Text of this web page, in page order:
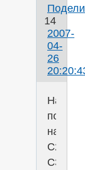
14
2007-
04-
26
Народ
найти
С2
С3